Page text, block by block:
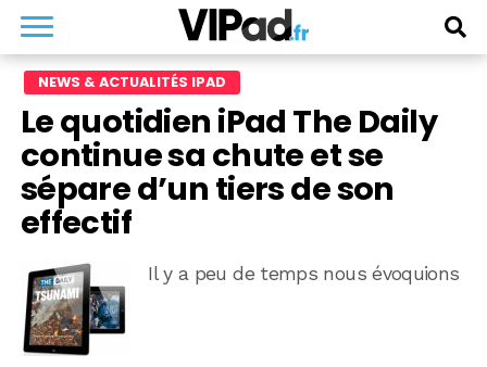
NEWS & ACTUALITÉS IPAD
Le quotidien iPad The Daily
continue sa chute et se
sépare d’un tiers de son
effectif
Il y a peu de temps nous évoquions